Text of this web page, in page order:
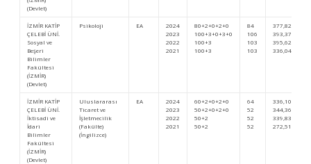
(Devlet)
İZMİR KATİP
ÇELEBİ ÜNİ.
Sosyal ve
Beşeri
Bilimler
Fakültesi
(İZMİR)
(Devlet)
Psikoloji EA
2024
2023
2022
2021
80+2+0+2+0
100+3+0+3+0
100+3
100+3
84
106
103
103
377,82026
393,37136
395,62358
336,04396
İZMİR KATİP
ÇELEBİ ÜNİ.
İktisadi ve
İdari
Bilimler
Fakültesi
(İZMİR)
(Devlet)
Uluslararası
Ticaret ve
İşletmecilik
(Fakülte)
(İngilizce)
EA
2024
2023
2022
2021
60+2+0+2+0
50+2+0+2+0
50+2
50+2
64
52
52
52
336,10152
344,36886
339,83376
272,51526